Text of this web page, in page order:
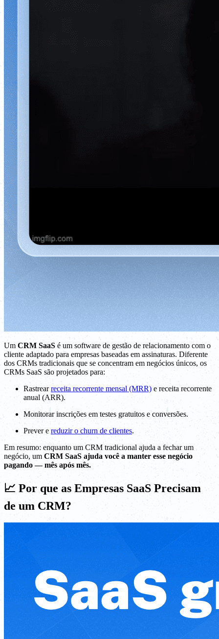
Um CRM SaaS é um software de gestão de relacionamento com o
cliente adaptado para empresas baseadas em assinaturas. Diferente
dos CRMs tradicionais que se concentram em negócios únicos, os
CRMs SaaS são projetados para:
Rastrearreceita recorrente mensal (MRR) e receita recorrente
anual (ARR).
Monitorar inscrições em testes gratuitos e conversões.
Prever e reduzir o churn de clientes.
Em resumo: enquanto um CRM tradicional ajuda a fechar um
negócio, um CRM SaaS ajuda você a manter esse negócio
pagando — mês após mês.
📈 Por que as Empresas SaaS Precisam
de um CRM?